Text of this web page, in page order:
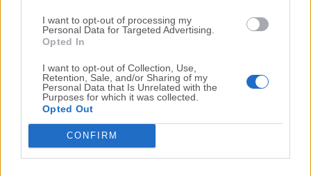
I want to opt-out of processing my
Personal Data for Targeted Advertising.
Opted In
I want to opt-out of Collection, Use,
Retention, Sale, and/or Sharing of my
Personal Data that Is Unrelated with the
Purposes for which it was collected.
Opted Out
CONFIRM